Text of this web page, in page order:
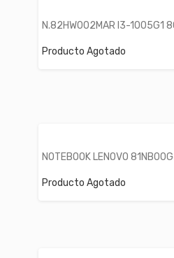
N.82HW002MAR I3-1005G1
Producto Agotado
NOTEBOOK LENOVO
Producto Agotado